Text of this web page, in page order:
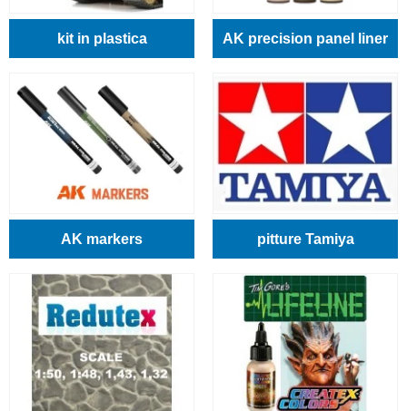
kit in plastica AK precision panel liner
AK markers pitture Tamiya